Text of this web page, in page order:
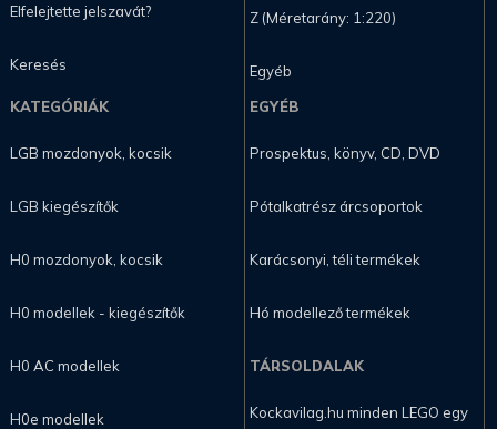
Elfelejtette jelszavát?
Keresés
Z (Méretarány: 1:220)
Egyéb
KATEGÓRIÁK
LGB mozdonyok, kocsik
LGB kiegészítők
H0 mozdonyok, kocsik
H0 modellek - kiegészítők
H0 AC modellek
H0e modellek
EGYÉB
Prospektus, könyv, CD, DVD
Pótalkatrész árcsoportok
Karácsonyi, téli termékek
Hó modellező termékek
TÁRSOLDALAK
Kockavilag.hu minden LEGO egy